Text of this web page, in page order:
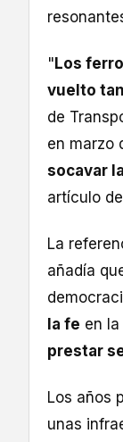
" Los
vuelto
de
en marzo
socavar
artículo del
La
añadía
la fe en la
prestar
Los años
unas